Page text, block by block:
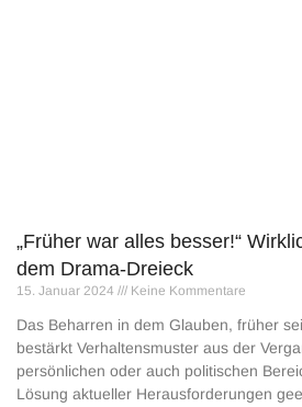
„Früher war alles besser!“
dem Drama-Dreieck
15. Januar 2024 Keine Kommentare
Das Beharren in dem Glauben, früher
bestärkt Verhaltensmuster aus der
persönlichen oder auch politischen
Lösung aktueller Herausforderungen